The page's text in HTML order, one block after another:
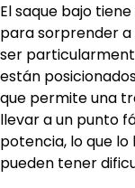
El saque bajo
para sorprender
ser
están
que permite una
llevar a un punto
potencia, lo que
pueden tener